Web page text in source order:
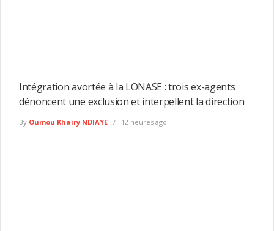
Intégration avortée à la LONASE : trois ex-agents
dénoncent une exclusion et interpellent la direction
By Oumou Khaïry NDIAYE 12 heures ago